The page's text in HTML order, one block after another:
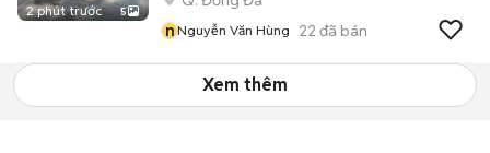
2 phút trước 5
nNguyễn Văn Hùng 22 đã bán
Xem thêm